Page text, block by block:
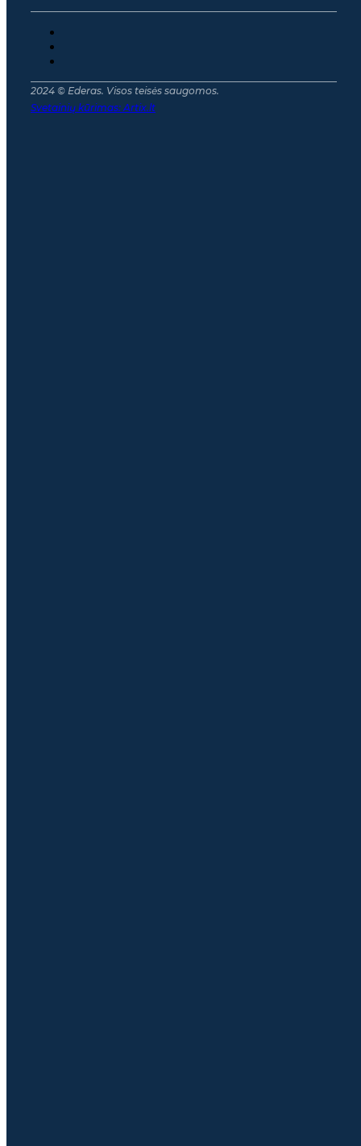
2024 © Ederas. Visos teisės saugomos.
Svetainių kūrimas:Artix.lt